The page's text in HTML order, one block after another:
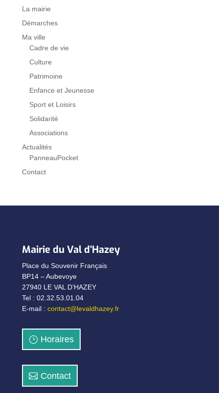
La mairie
Démarches
Ma ville
Cadre de vie
Culture
Patrimoine
Enfance et Jeunesse
Sport et Loisirs
Solidarité
Associations
Actualités
PanneauPocket
Contact
Mairie du Val d’Hazey
Place du Souvenir Français
BP14 – Aubevoye
27940 LE VAL D’HAZEY
Tel : 02.32.53.01.04
E-mail : contact@levaldhazey.fr
Horaires
Contact